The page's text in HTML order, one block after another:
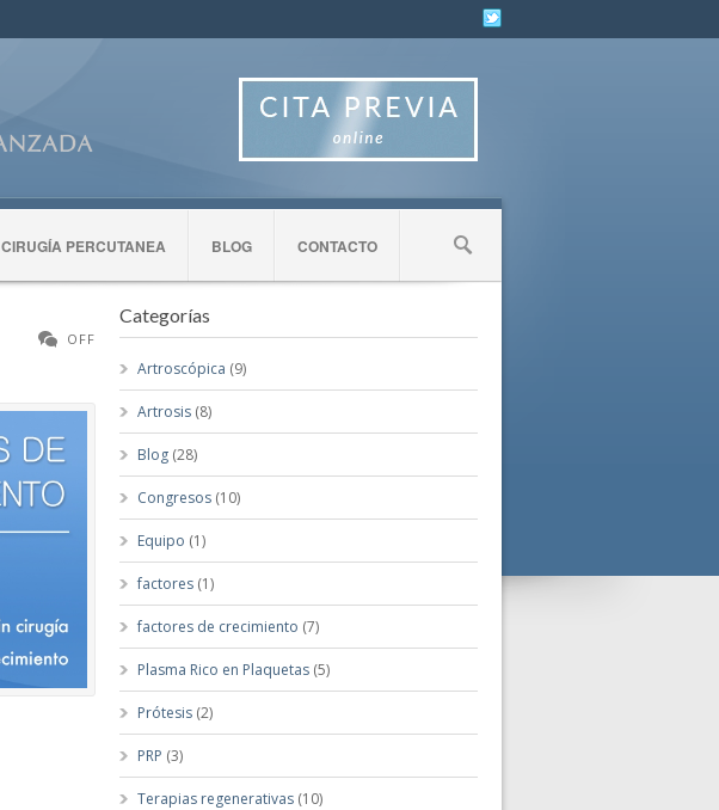
CIRUGÍA PERCUTANEA BLOG CONTACTO
OFF
Categorías
Artroscópica (9)
Artrosis (8)
Blog (28)
Congresos (10)
Equipo (1)
factores (1)
factores de crecimiento (7)
Plasma Rico en Plaquetas (5)
Prótesis (2)
PRP (3)
Terapias regenerativas (10)